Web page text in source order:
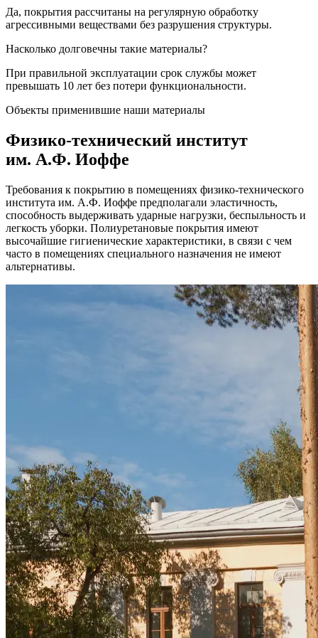
Да, покрытия рассчитаны на регулярную обработку
агрессивными веществами без разрушения структуры.
Насколько долговечны такие материалы?
При правильной эксплуатации срок службы может
превышать 10 лет без потери функциональности.
Объекты применившие наши материалы
Физико-технический институт
им. А.Ф. Иоффе
Требования к покрытию в помещениях физико-технического
института им. А.Ф. Иоффе предполагали эластичность,
способность выдерживать ударные нагрузки, беспыльность и
легкость уборки. Полиуретановые покрытия имеют
высочайшие гигиенические характеристики, в связи с чем
часто в помещениях специального назначения не имеют
альтернативы.